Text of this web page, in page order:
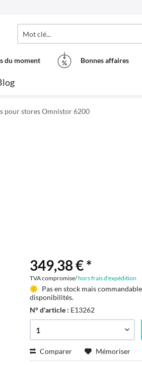
du moment Bonnes affaires
pour stores Omnistor 6200
349,38 € *
TVA compromise/hors frais d'expédition
Pas en stock mais
disponibilités.
N° d'article : E13262
Comparer Mémoriser